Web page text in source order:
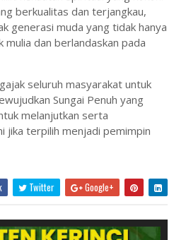
berkualitas dan terjangkau,
generasi muda yang tidak hanya
dan berlandaskan pada
seluruh masyarakat untuk
Sungai Penuh yang
melanjutkan serta
jika terpilih menjadi pemimpin
Twitter Google+